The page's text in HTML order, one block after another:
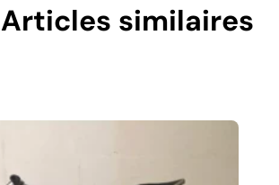
Articles similaires